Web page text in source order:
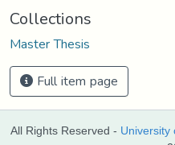
Collections
Master Thesis
Full item page
All Rights Reserved - University